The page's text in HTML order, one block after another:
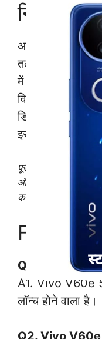
निष्कर्ष
अगर आप एक कैमरा-
तलाश में हैं और
में फिट बैठती है,
विकल्पों में से एक
डिज़ाइन,
इसे भारतीय बाज़ार
पूरी जानकारी पाने के
और टेक्नोलॉजी से जुड़ी
को
FAQs –
Q1. Vivo V60e
A1. Vivo V60e
लॉन्च होने वाला है।
Q2. Vivo